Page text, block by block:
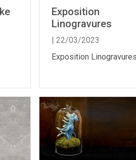
Exposition
Linogravures
| 22/03/2023
Exposition Linogravures